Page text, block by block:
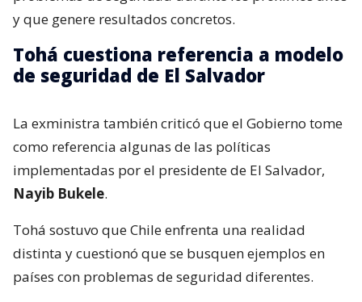
y que genere resultados concretos.
Tohá cuestiona referencia a modelo
de seguridad de El Salvador
La exministra también criticó que el Gobierno tome
como referencia algunas de las políticas
implementadas por el presidente de El Salvador,
Nayib Bukele.
Tohá sostuvo que Chile enfrenta una realidad
distinta y cuestionó que se busquen ejemplos en
países con problemas de seguridad diferentes.